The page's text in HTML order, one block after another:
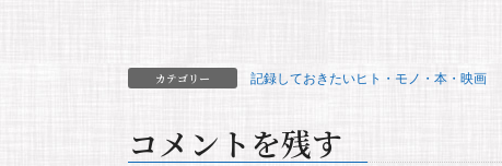
カテゴリー 記録しておきたいヒト・モノ・本・映画
コメントを残す